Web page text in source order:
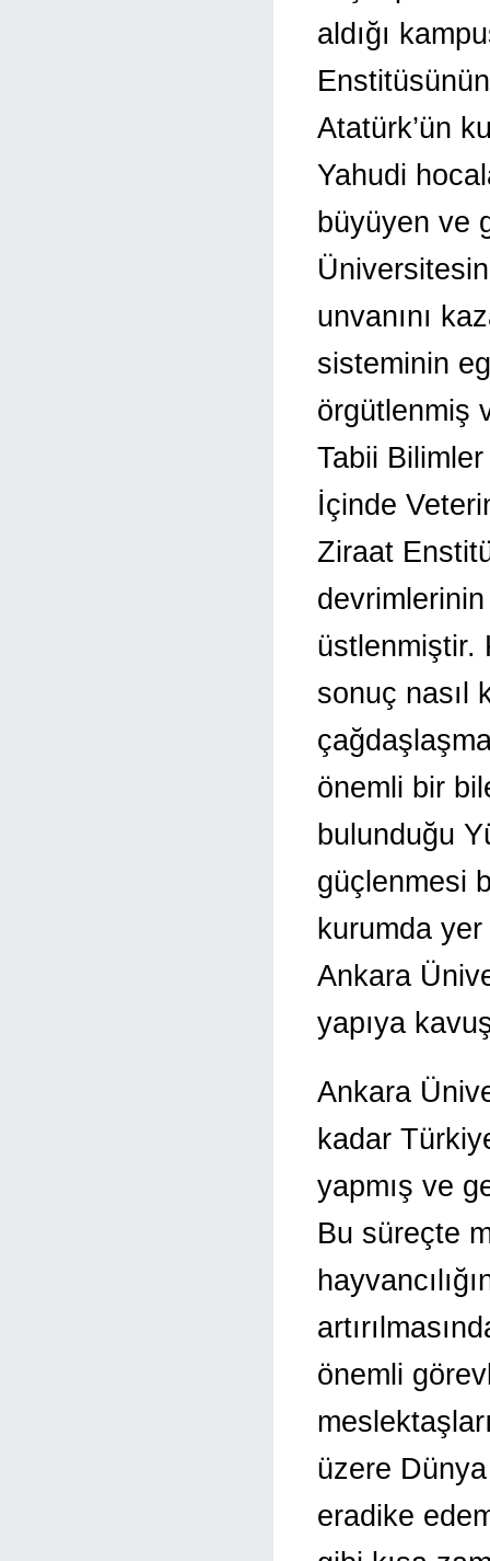
aldığı
Atatürk’ün
Yahudi
büyüyen ve
unvanını
sisteminin
örgütlenmiş
Tabii
İçinde
Ziraat
üstlenmiştir.
sonuç nasıl
önemli bir
bulunduğu
güçlenmesi
kurumda yer
Ankara
yapıya
Ankara
kadar
yapmış ve
Bu süreçte
önemli
üzere
eradike